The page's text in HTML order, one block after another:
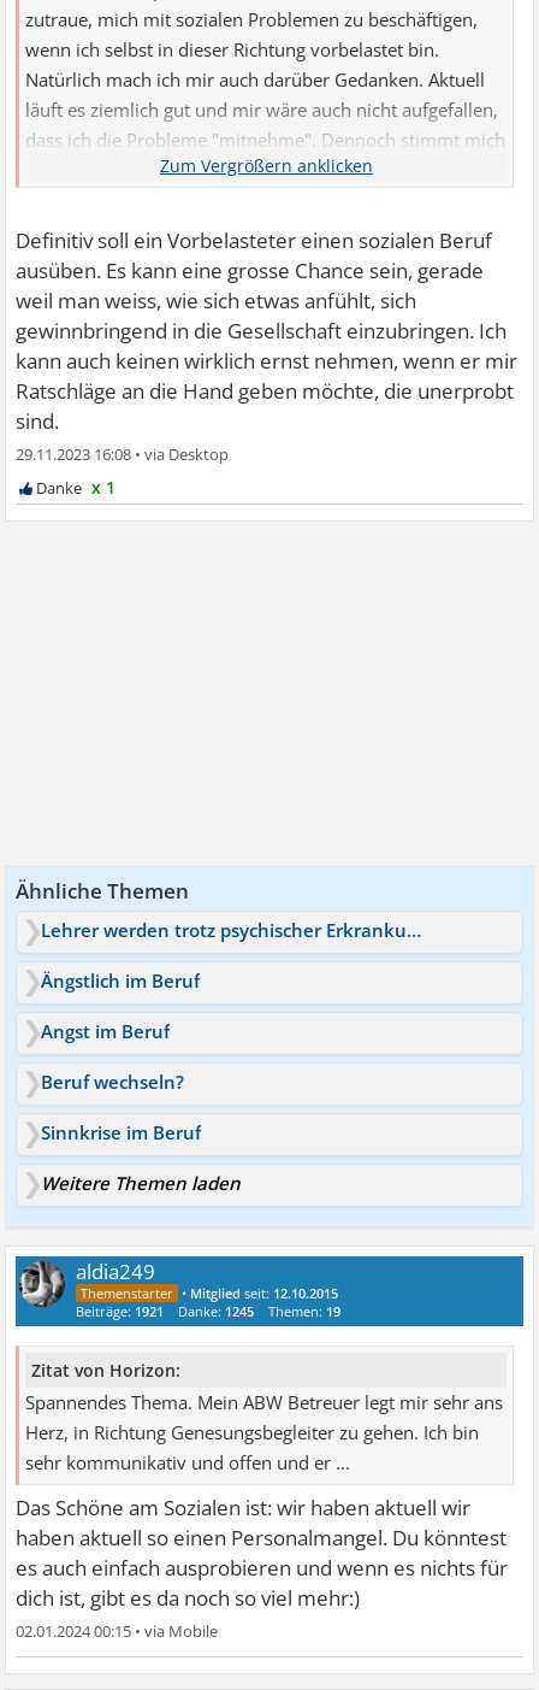
zutraue, mich mit sozialen Problemen zu beschäftigen,
wenn ich selbst in dieser Richtung vorbelastet bin.
Natürlich mach ich mir auch darüber Gedanken. Aktuell
läuft es ziemlich gut und mir wäre auch nicht aufgefallen,
dass ich die Probleme "mitnehme". Dennoch stimmt mich
Definitiv soll ein Vorbelasteter einen sozialen Beruf
ausüben. Es kann eine grosse Chance sein, gerade
weil man weiss, wie sich etwas anfühlt, sich
gewinnbringend in die Gesellschaft einzubringen. Ich
kann auch keinen wirklich ernst nehmen, wenn er mir
Ratschläge an die Hand geben möchte, die unerprobt
sind.
29.11.2023 16:08 •
x 1
Ähnliche Themen
Lehrer werden trotz psychischer Erkrankung?
Ängstlich im Beruf
Angst im Beruf
Beruf wechseln?
Sinnkrise im Beruf
Weitere Themen laden
aldia249
• Mitglied seit: 12.10.2015
Beiträge: 1921 Danke: 1245 Themen: 19
Zitat von Horizon:
Spannendes Thema. Mein ABW Betreuer legt mir sehr ans
Herz, in Richtung Genesungsbegleiter zu gehen. Ich bin
sehr kommunikativ und offen und er ...
Das Schöne am Sozialen ist: wir haben aktuell wir
haben aktuell so einen Personalmangel. Du könntest
es auch einfach ausprobieren und wenn es nichts für
dich ist, gibt es da noch so viel mehr:)
02.01.2024 00:15 •